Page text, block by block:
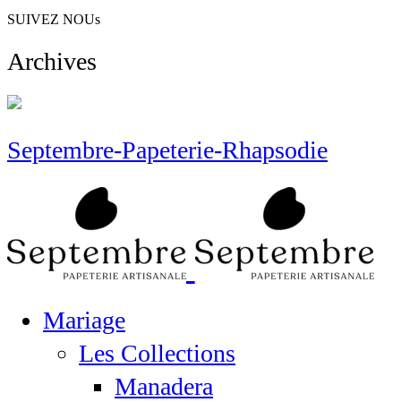
SUIVEZ NOUs
Archives
Septembre-Papeterie-Rhapsodie
Mariage
Les Collections
Manadera